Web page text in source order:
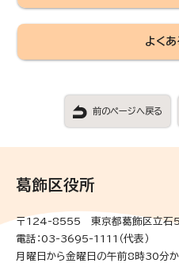
よく
前のページへ戻る
葛飾区役所
〒124-8555 東京都葛飾区立
電話：03-3695-1111（代表）
月曜日から金曜日の午前8時30分